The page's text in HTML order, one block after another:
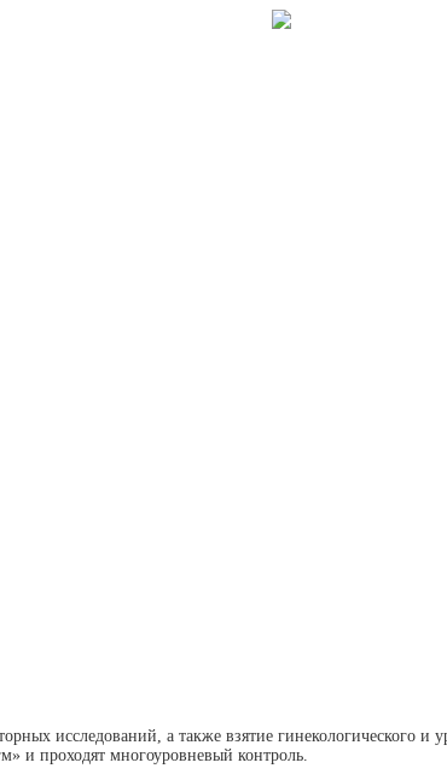
исследований, а также взятие гинекологического и
и проходят многоуровневый контроль.